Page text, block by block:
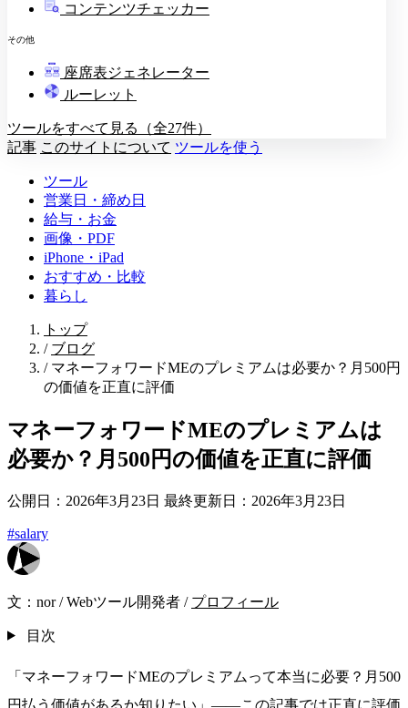
コンテンツチェッカー
その他
教壇
座席表ジェネレーター
ルーレット
ツールをすべて見る（全27件）
記事 このサイトについて ツールを使う
ツール
営業日・締め日
給与・お金
画像・PDF
iPhone・iPad
おすすめ・比較
暮らし
トップ
/ ブログ
/ マネーフォワードMEのプレミアムは必要か？月500円
の価値を正直に評価
マネーフォワードMEのプレミアムは
必要か？月500円の価値を正直に評価
公開日：2026年3月23日 最終更新日：2026年3月23日
#salary
文： nor /Webツール開発者 / プロフィール
目次
「マネーフォワードMEのプレミアムって本当に必要？月500